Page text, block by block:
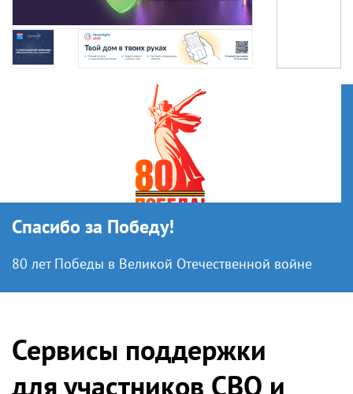
Спасибо за Победу!
80 лет Победы в Великой Отечественной войне
Сервисы поддержки
для участников СВО и